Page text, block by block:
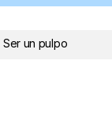
Ser un pulpo